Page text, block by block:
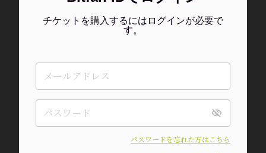
チケットを購入するにはログインが必要で
す。
パスワードを忘れた方はこちら